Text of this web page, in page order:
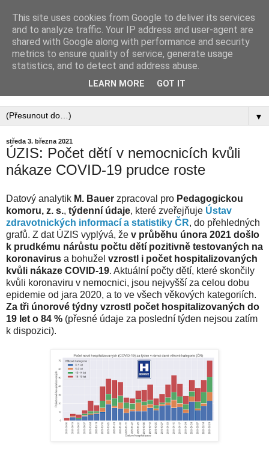
PEDAGOGICKÁ
KOMORA, ZAPSANÝ
▼
středa 3. března 2021
ÚZIS: Počet dětí v nemocnicích kvůli
nákaze COVID-19 prudce roste
Datový analytik M. Bauer zpracoval pro Pedagogickou
komoru, z. s., týdenní údaje, které zveřejňuje Ústav
zdravotnických informací a statistiky ČR, do přehledných
grafů. Z dat ÚZIS vyplývá, že v průběhu února 2021 došlo
k prudkému nárůstu počtu dětí pozitivně testovaných na
koronavirus a bohužel vzrostl i počet hospitalizovaných
kvůli nákaze COVID-19. Aktuální počty dětí, které skončily
kvůli koronaviru v nemocnici, jsou nejvyšší za celou dobu
epidemie od jara 2020, a to ve všech věkových kategoriích.
Za tři únorové týdny vzrostl počet hospitalizovaných do
19 let o 84 % (přesné údaje za poslední týden nejsou zatím
k dispozici).
This site uses cookies from Google to deliver its services
and to analyze traffic. Your IP address and user-agent are
shared with Google along with performance and security
metrics to ensure quality of service, generate usage
statistics, and to detect and address abuse.
LEARN MORE GOT IT